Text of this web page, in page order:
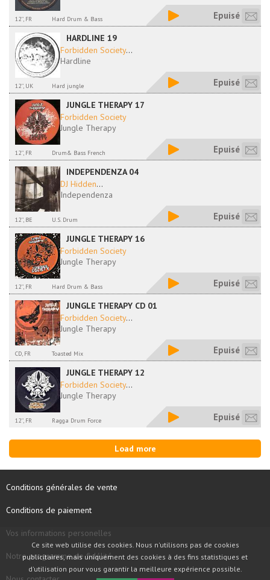
12'', FR Hard Drum & Bass Epuisé
HARDLINE 19
Forbidden Society...
Hardline
12'', UK Hard jungle Epuisé
JUNGLE THERAPY 17
Forbidden Society
Jungle Therapy
12'', FR Drum& Bass French Epuisé
INDEPENDENZA 04
DJ Hidden...
Independenza
12'', BE U.S. Drum Epuisé
JUNGLE THERAPY 16
Forbidden Society
Jungle Therapy
12'', FR Hard Drum & Bass Epuisé
JUNGLE THERAPY CD 01
Forbidden Society...
Jungle Therapy
CD, FR Toasted Mix Epuisé
JUNGLE THERAPY 12
Forbidden Society...
Jungle Therapy
12'', FR Ragga Drum Force Epuisé
Load more
Conditions générales de vente
Conditions de paiement
Vos informations personelles
Notre programme de fidélité
Ce site web utilise des cookies. Nous n'utilisons pas de cookies
publicitaires, mais uniquement des cookies à des fins statistiques et
d'utilisation pour vous garantir la meilleure expérience possible.